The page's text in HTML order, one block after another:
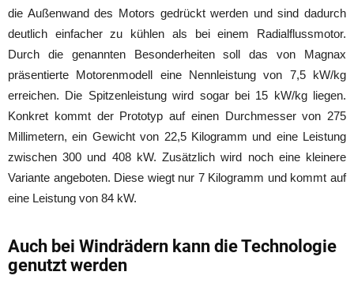
die Außenwand des Motors gedrückt werden und sind dadurch
deutlich einfacher zu kühlen als bei einem Radialflussmotor.
Durch die genannten Besonderheiten soll das von Magnax
präsentierte Motorenmodell eine Nennleistung von 7,5 kW/kg
erreichen. Die Spitzenleistung wird sogar bei 15 kW/kg liegen.
Konkret kommt der Prototyp auf einen Durchmesser von 275
Millimetern, ein Gewicht von 22,5 Kilogramm und eine Leistung
zwischen 300 und 408 kW. Zusätzlich wird noch eine kleinere
Variante angeboten. Diese wiegt nur 7 Kilogramm und kommt auf
eine Leistung von 84 kW.
Auch bei Windrädern kann die Technologie
genutzt werden